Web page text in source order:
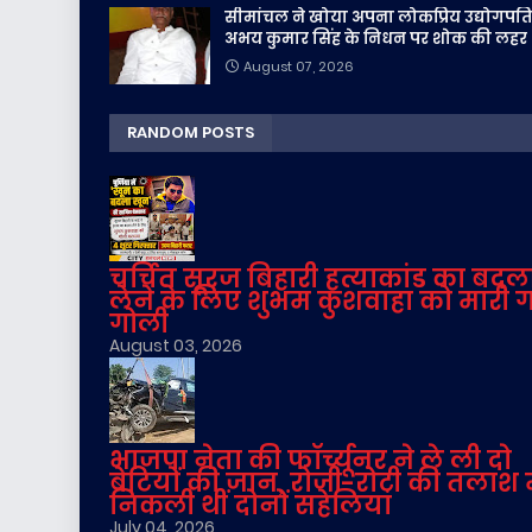
सीमांचल ने खोया अपना लोकप्रिय
अभय कुमार सिंह के निधन पर शोक की लहर
August 07, 2026
RANDOM POSTS
चर्चित सूरज बिहारी हत्याकांड का
लेने के लिए शुभम कुशवाहा को मारी
गोली
August 03, 2026
भाजपा नेता की फॉर्च्यूनर ने ले ली दो
बेटियों की जान, रोजी-रोटी की तलाश
निकली थीं दोनों सहेलियां
July 04, 2026